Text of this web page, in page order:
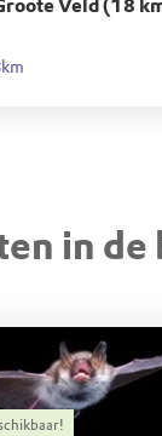
Je
bij het
Veld (18
in de